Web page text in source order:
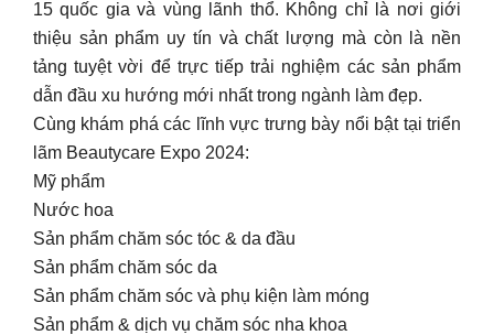
15 quốc gia và vùng lãnh thổ. Không chỉ là nơi giới
thiệu sản phẩm uy tín và chất lượng mà còn là nền
tảng tuyệt vời để trực tiếp trải nghiệm các sản phẩm
dẫn đầu xu hướng mới nhất trong ngành làm đẹp.
Cùng khám phá các lĩnh vực trưng bày nổi bật tại triển
lãm Beautycare Expo 2024:
Mỹ phẩm
Nước hoa
Sản phẩm chăm sóc tóc & da đầu
Sản phẩm chăm sóc da
Sản phẩm chăm sóc và phụ kiện làm móng
Sản phẩm & dịch vụ chăm sóc nha khoa